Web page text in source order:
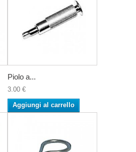
Piolo a...
3.00 €
Aggiungi al carrello